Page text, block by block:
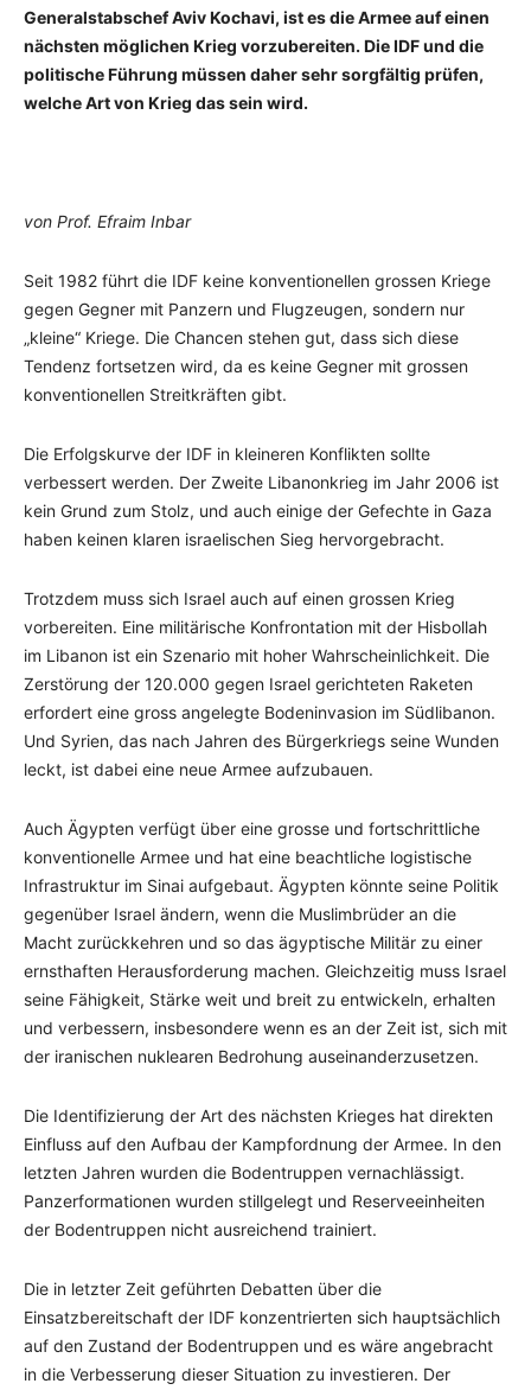
Generalstabschef Aviv Kochavi, ist es die Armee auf einen
nächsten möglichen Krieg vorzubereiten. Die IDF und die
politische Führung müssen daher sehr sorgfältig prüfen,
welche Art von Krieg das sein wird.
von Prof. Efraim Inbar
Seit 1982 führt die IDF keine konventionellen grossen Kriege
gegen Gegner mit Panzern und Flugzeugen, sondern nur
„kleine“ Kriege. Die Chancen stehen gut, dass sich diese
Tendenz fortsetzen wird, da es keine Gegner mit grossen
konventionellen Streitkräften gibt.
Die Erfolgskurve der IDF in kleineren Konflikten sollte
verbessert werden. Der Zweite Libanonkrieg im Jahr 2006 ist
kein Grund zum Stolz, und auch einige der Gefechte in Gaza
haben keinen klaren israelischen Sieg hervorgebracht.
Trotzdem muss sich Israel auch auf einen grossen Krieg
vorbereiten. Eine militärische Konfrontation mit der Hisbollah
im Libanon ist ein Szenario mit hoher Wahrscheinlichkeit. Die
Zerstörung der 120.000 gegen Israel gerichteten Raketen
erfordert eine gross angelegte Bodeninvasion im Südlibanon.
Und Syrien, das nach Jahren des Bürgerkriegs seine Wunden
leckt, ist dabei eine neue Armee aufzubauen.
Auch Ägypten verfügt über eine grosse und fortschrittliche
konventionelle Armee und hat eine beachtliche logistische
Infrastruktur im Sinai aufgebaut. Ägypten könnte seine Politik
gegenüber Israel ändern, wenn die Muslimbrüder an die
Macht zurückkehren und so das ägyptische Militär zu einer
ernsthaften Herausforderung machen. Gleichzeitig muss Israel
seine Fähigkeit, Stärke weit und breit zu entwickeln, erhalten
und verbessern, insbesondere wenn es an der Zeit ist, sich mit
der iranischen nuklearen Bedrohung auseinanderzusetzen.
Die Identifizierung der Art des nächsten Krieges hat direkten
Einfluss auf den Aufbau der Kampfordnung der Armee. In den
letzten Jahren wurden die Bodentruppen vernachlässigt.
Panzerformationen wurden stillgelegt und Reserveeinheiten
der Bodentruppen nicht ausreichend trainiert.
Die in letzter Zeit geführten Debatten über die
Einsatzbereitschaft der IDF konzentrierten sich hauptsächlich
auf den Zustand der Bodentruppen und es wäre angebracht
in die Verbesserung dieser Situation zu investieren. Der